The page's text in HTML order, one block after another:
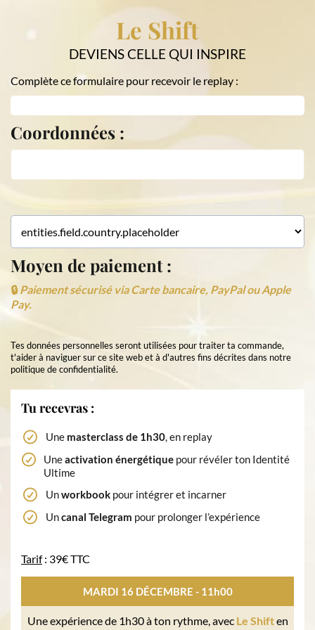
Le Shift
DEVIENS CELLE QUI INSPIRE
Complète ce formulaire pour recevoir le replay :
Coordonnées :
Moyen de paiement :
🔒Paiement sécurisé via Carte bancaire, PayPal ou Apple
Pay.
Tes données personnelles seront utilisées pour traiter ta commande,
t'aider à naviguer sur ce site web et à d'autres fins décrites dans notre
politique de confidentialité.
Tu recevras :
Une masterclass de 1h30, en replay
Uneactivation énergétique pour révéler ton Identité
Ultime
Unworkbook pour intégrer et incarner
Uncanal Telegram pour prolonger l’expérience
Tarif: 39€ TTC
MARDI 16 DÉCEMBRE - 11h00
Une expérience de 1h30 à ton rythme, avecLe Shiften